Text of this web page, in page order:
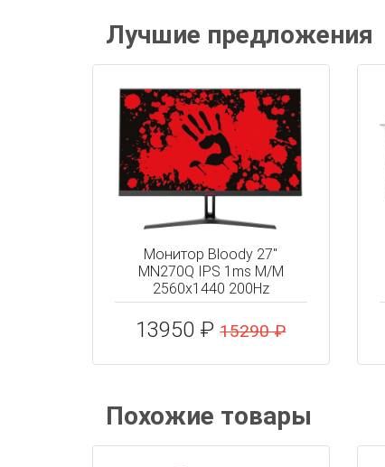
Лучшие предложения
Монитор Bloody 27"
MN270Q IPS 1ms M/M
2560x1440 200Hz
13950 ₽15290 ₽
Похожие товары